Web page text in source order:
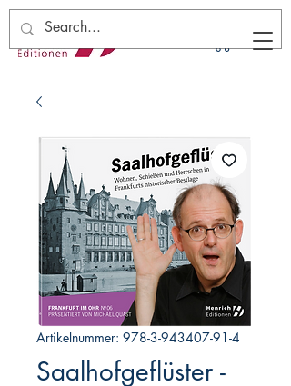
Artikelnummer: 978-3-943407-91-4
Saalhofgeflüster -